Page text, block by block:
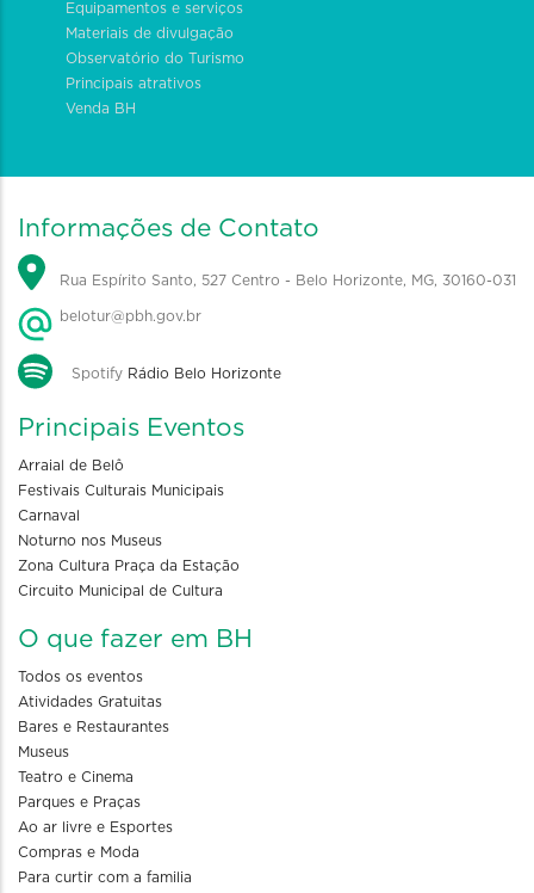
Equipamentos e serviços
Materiais de divulgação
Observatório do Turismo
Principais atrativos
Venda BH
Informações de Contato
Rua Espírito Santo, 527 Centro - Belo Horizonte, MG, 30160-031
belotur@pbh.gov.br
Spotify Rádio Belo Horizonte
Principais Eventos
Arraial de Belô
Festivais Culturais Municipais
Carnaval
Noturno nos Museus
Zona Cultura Praça da Estação
Circuito Municipal de Cultura
O que fazer em BH
Todos os eventos
Atividades Gratuitas
Bares e Restaurantes
Museus
Teatro e Cinema
Parques e Praças
Ao ar livre e Esportes
Compras e Moda
Para curtir com a familia